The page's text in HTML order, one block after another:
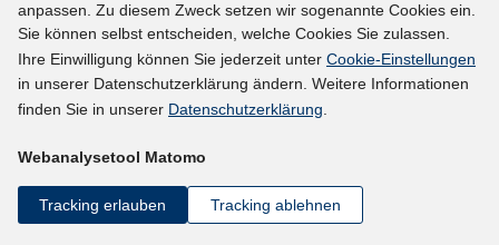
mehr Informationen
Literaturhinweis
Frauenarbeit im ostdeutschen
Braunkohlenbergbau:Perspektiven von Frauen
in einer "Männerbranche"(1995)
anpassen. Zu diesem Zweck setzen wir sogenannte Cookies ein.
Sie können selbst entscheiden, welche Cookies Sie zulassen.
Ihre Einwilligung können Sie jederzeit unter Cookie-Einstellungen
in unserer Datenschutzerklärung ändern. Weitere Informationen
finden Sie in unserer Datenschutzerklärung.
Webanalysetool Matomo
Tracking erlauben Tracking ablehnen